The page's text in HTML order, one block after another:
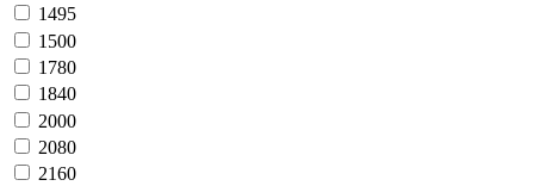
1495
1500
1780
1840
2000
2080
2160